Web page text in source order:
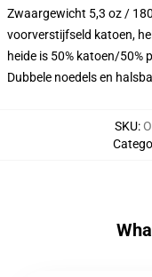
Zwaargewicht 5,3 oz /
voorverstijfseld katoen,
heide is 50% katoen/50%
Dubbele noedels en
SKU: